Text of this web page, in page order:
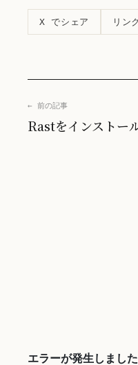
X でシェア リン
← 前の記事
Rastをインストー